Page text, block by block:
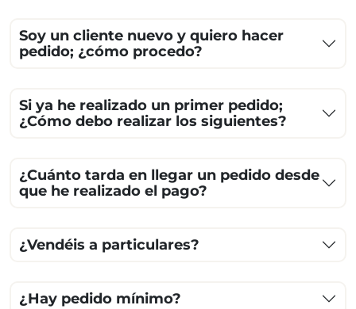
Soy un cliente nuevo y quiero hacer
pedido; ¿cómo procedo?
Si ya he realizado un primer pedido;
¿Cómo debo realizar los siguientes?
¿Cuánto tarda en llegar un pedido desde
que he realizado el pago?
¿Vendéis a particulares?
¿Hay pedido mínimo?